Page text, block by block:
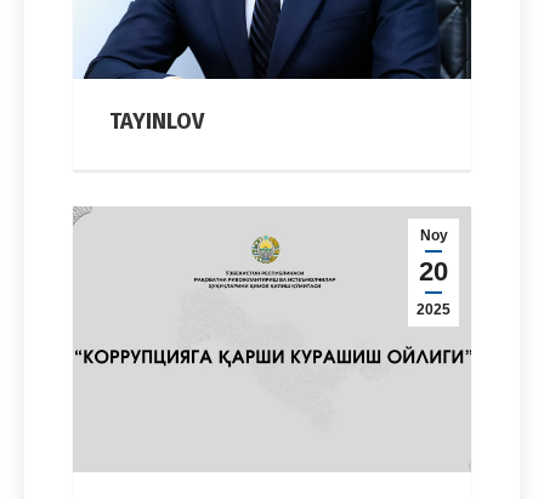
TAYINLOV
Noy
20
2025